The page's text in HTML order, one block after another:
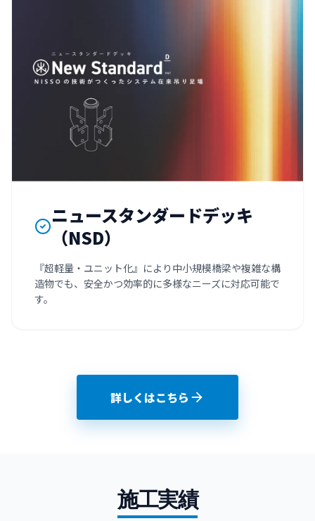
ニュースタンダードデッキ
（NSD）
『超軽量・ユニット化』により中小規模橋梁や複雑な構
造物でも、安全かつ効率的に多様なニーズに対応可能で
す。
詳しくはこちら
施工実績